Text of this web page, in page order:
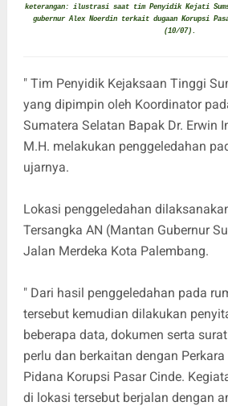
keterangan: ilustrasi saat tim Penyidik Kejati
gubernur Alex Noerdin terkait dugaan Korupsi
(10/07).
" Tim Penyidik Kejaksaan Tinggi
yang dipimpin oleh Koordinator
Sumatera Selatan Bapak Dr. Erwin
M.H. melakukan penggeledahan
ujarnya.
Lokasi penggeledahan
Tersangka AN (Mantan Gubernur
Jalan Merdeka Kota Palembang.
" Dari hasil penggeledahan pada
tersebut kemudian dilakukan
beberapa data, dokumen serta
perlu dan berkaitan dengan
Pidana Korupsi Pasar Cinde.
di lokasi tersebut berjalan dengan